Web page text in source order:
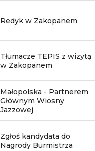
Redyk w Zakopanem
Tłumacze TEPIS z wizytą
w Zakopanem
Małopolska - Partnerem
Głównym Wiosny
Jazzowej
Zgłoś kandydata do
Nagrody Burmistrza